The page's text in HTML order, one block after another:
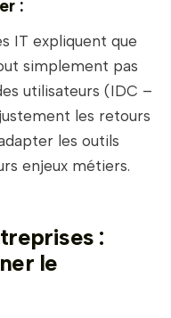
:
IT expliquent que
simplement pas
utilisateurs (IDC –
les retours
les outils
enjeux métiers.
:
le